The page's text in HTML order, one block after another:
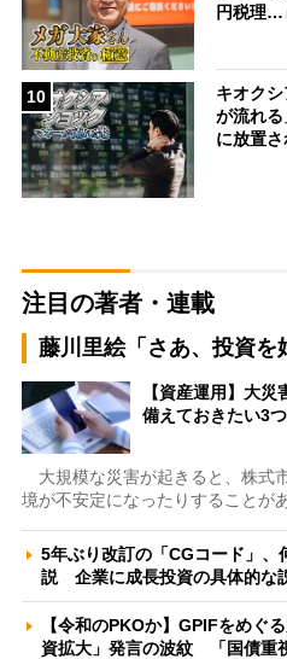
円税理…
10
キオク
が流れ
に放置
注目の著者・連載
藤川里絵「さあ、投資を
【資産運用】大
備えておきたい3
大規模な災害が起きると、株式
境が不安定になったりすることが
5年ぶり改訂の「CGコード」、
説 企業に成長投資の具体的な
【令和のPKOか】GPIFをめぐ
資拡大」発言の波紋 「国債重